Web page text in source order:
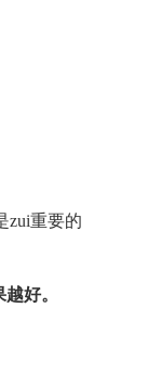
zui重要的
好。